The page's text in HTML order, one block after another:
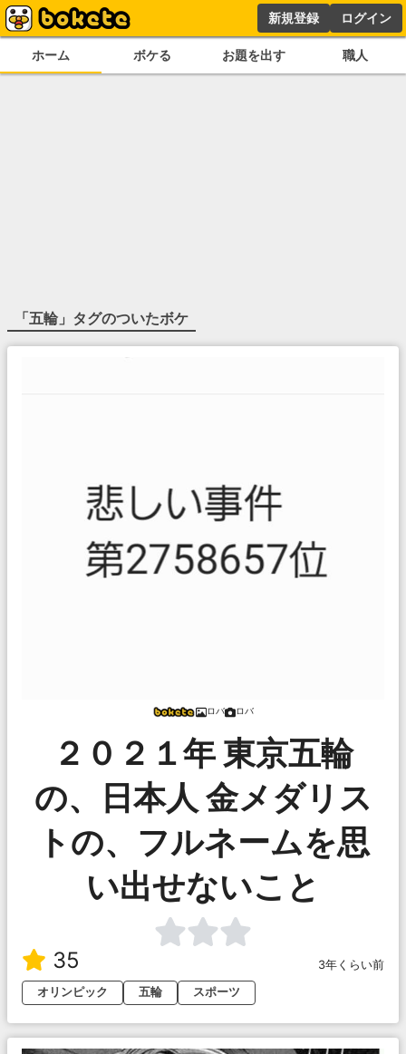
新規登録 ログイン
ホーム ボケる お題を出す 職人
「五輪 」タグのついたボケ
ロバ ロバ
２０２１年 東京五輪
の、日本人 金メダリス
トの、フルネームを思
い出せないこと
35
3年くらい前
オリンピック
五輪 スポーツ